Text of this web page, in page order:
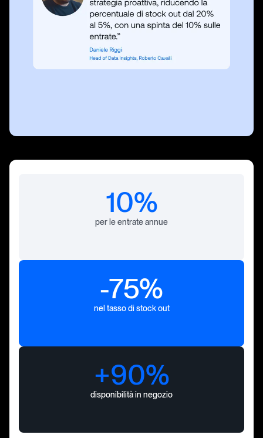
10%
per le entrate annue
-75%
nel tasso di stock out
+90%
disponibilità in negozio